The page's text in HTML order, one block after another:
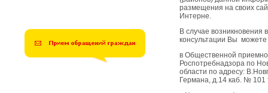
размещения на своих
Интерне.
В случае возникновения
консультации Вы можете
в Общественной
Роспотребнадзора по
области по адресу:
Германа, д.14 каб. №